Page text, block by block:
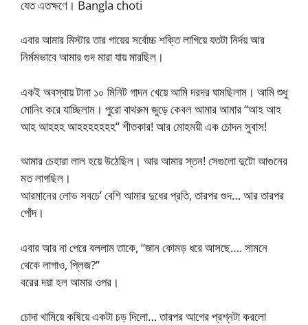
যেত এতক্ষণে। Bangla choti
এবার আমার মিস্টার তার গায়ের সর্বোচ্চ শক্তি লাগিয়ে যতটা নির্দয় আর
নির্মমভাবে আমার গুদ মারা যায় মারছিল।
একই অবস্থায় টানা ১০ মিনিট গাদন খেয়ে আমি দরদর ঘামছিলাম। আমি শুধু
মোনিং করে যাচ্ছিলাম। পুরো বাথরুম জুড়ে কেবল আমার আমার “আহ আহ
আহ আহহহ আহহহহহহহ” শীতকার! আর মোহময়ী এক চোদন সুবাস!
আমার চেহারা লাল হয়ে উঠেছিল। আর আমার স্তন! সেগুলো দুটো আগুনের
মত লাগছিল।
আরমানের লোভ সবচে’ বেশি আমার দুধের প্রতি, তারপর গুদ… আর তারপর
পোঁদ।
এবার আর না পেরে বললাম তাকে, “জান কোমড় ধরে আসছে…. সামনে
থেকে লাগাও, প্লিজ?”
বরের দয়া হল আমার ওপর।
চোদা থামিয়ে কষিয়ে একটা চড় দিলো… তারপর আগের প্রশ্নটা করলো